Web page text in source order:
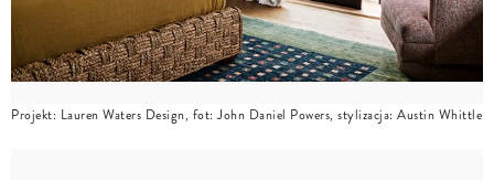
Projekt: Lauren Waters Design, fot: John Daniel Powers, stylizacja: Austin Whittle